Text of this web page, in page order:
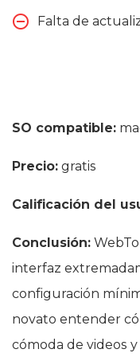
Falta de
SO compatible:
Precio: gratis
Calificación del
Conclusión:
interfaz
configuración
novato entender
cómoda de videos